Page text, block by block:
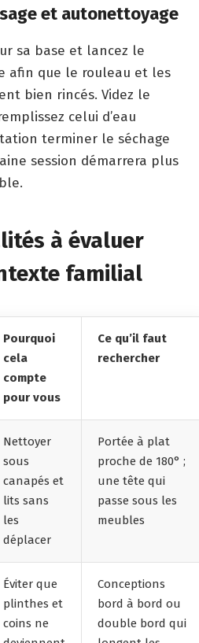
et autonettoyage
sa base et lancez le
afin que le rouleau et les
bien rincés. Videz le
celui d’eau
terminer le séchage
session démarrera plus
à évaluer
familial
Pourquoi
cela
compte
pour vous
Ce qu’il faut
rechercher
Nettoyer
sous
canapés et
lits sans
les
déplacer
Portée à plat
proche de 180° ;
une tête qui
passe sous les
meubles
Éviter que
plinthes et
coins ne
Conceptions
bord à bord ou
double bord qui